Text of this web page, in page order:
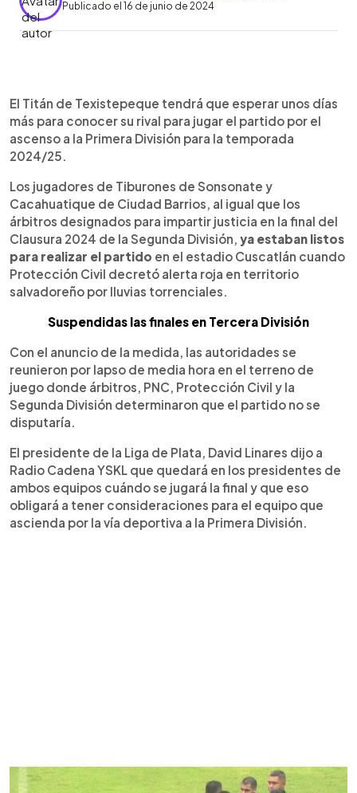
Publicado el 16 de junio de 2024
Escuchar artículo
El Titán de Texistepeque tendrá que esperar unos días
más para conocer su rival para jugar el partido por el
ascenso a la Primera División para la temporada
2024/25.
Los jugadores de Tiburones de Sonsonate y
Cacahuatique de Ciudad Barrios, al igual que los
árbitros designados para impartir justicia en la final del
Clausura 2024 de la Segunda División, ya estaban listos
para realizar el partido en el estadio Cuscatlán cuando
Protección Civil decretó alerta roja en territorio
salvadoreño por lluvias torrenciales.
Suspendidas las finales en Tercera División
Con el anuncio de la medida, las autoridades se
reunieron por lapso de media hora en el terreno de
juego donde árbitros, PNC, Protección Civil y la
Segunda División determinaron que el partido no se
disputaría.
El presidente de la Liga de Plata, David Linares dijo a
Radio Cadena YSKL que quedará en los presidentes de
ambos equipos cuándo se jugará la final y que eso
obligará a tener consideraciones para el equipo que
ascienda por la vía deportiva a la Primera División.